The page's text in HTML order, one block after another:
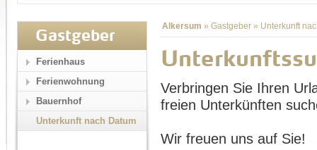
Alkersum » Gastgeber » Unterkunft
Verbringen Sie Ihren
freien Unterkünften
Wir freuen uns auf Sie!
Gastgeber
Ferienhaus
Ferienwohnung
Bauernhof
Unterkunft nach Datum